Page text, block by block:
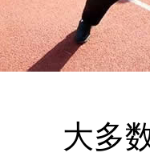
大多数